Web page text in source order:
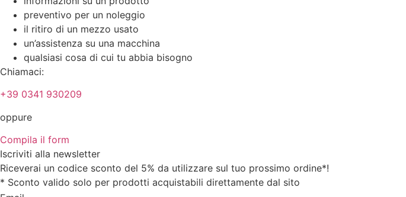
preventivo per un noleggio
il ritiro di un mezzo usato
un’assistenza su una macchina
qualsiasi cosa di cui tu abbia bisogno
Chiamaci:
+39 0341 930209
oppure
Compila il form
Iscriviti alla newsletter
Riceverai un codice sconto del 5% da utilizzare sul tuo prossimo ordine*!
* Sconto valido solo per prodotti acquistabili direttamente dal sito